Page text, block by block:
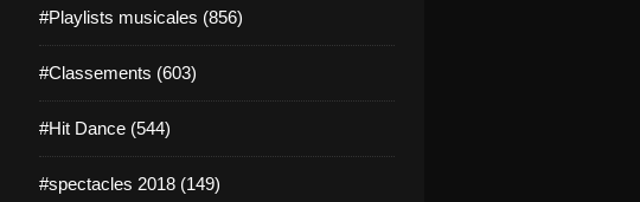
#Playlists musicales (856)
#Classements (603)
#Hit Dance (544)
#spectacles 2018 (149)